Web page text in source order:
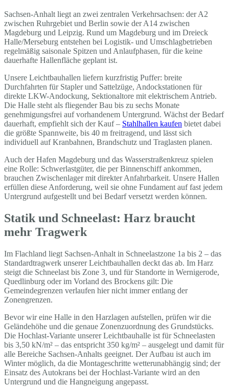
Sachsen-Anhalt liegt an zwei zentralen Verkehrsachsen: der A2
zwischen Ruhrgebiet und Berlin sowie der A14 zwischen
Magdeburg und Leipzig. Rund um Magdeburg und im Dreieck
Halle/Merseburg entstehen bei Logistik- und Umschlagbetrieben
regelmäßig saisonale Spitzen und Anlaufphasen, für die keine
dauerhafte Hallenfläche geplant ist.
Unsere Leichtbauhallen liefern kurzfristig Puffer: breite
Durchfahrten für Stapler und Sattelzüge, Andockstationen für
direkte LKW-Andockung, Sektionaltore mit elektrischem Antrieb.
Die Halle steht als fliegender Bau bis zu sechs Monate
genehmigungsfrei auf vorhandenem Untergrund. Wächst der Bedarf
dauerhaft, empfiehlt sich der Kauf – Stahlhallen kaufen bietet dabei
die größte Spannweite, bis 40 m freitragend, und lässt sich
individuell auf Kranbahnen, Brandschutz und Traglasten planen.
Auch der Hafen Magdeburg und das Wasserstraßenkreuz spielen
eine Rolle: Schwerlastgüter, die per Binnenschiff ankommen,
brauchen Zwischenlager mit direkter Anfahrbarkeit. Unsere Hallen
erfüllen diese Anforderung, weil sie ohne Fundament auf fast jedem
Untergrund aufgestellt und bei Bedarf versetzt werden können.
Statik und Schneelast: Harz braucht
mehr Tragwerk
Im Flachland liegt Sachsen-Anhalt in Schneelastzone 1a bis 2 – das
Standardtragwerk unserer Leichtbauhallen deckt das ab. Im Harz
steigt die Schneelast bis Zone 3, und für Standorte in Wernigerode,
Quedlinburg oder im Vorland des Brockens gilt: Die
Gemeindegrenzen verlaufen hier nicht immer entlang der
Zonengrenzen.
Bevor wir eine Halle in den Harzlagen aufstellen, prüfen wir die
Geländehöhe und die genaue Zonenzuordnung des Grundstücks.
Die Hochlast-Variante unserer Leichtbauhalle ist für Schneelasten
bis 3,50 kN/m² – das entspricht 350 kg/m² – ausgelegt und damit für
alle Bereiche Sachsen-Anhalts geeignet. Der Aufbau ist auch im
Winter möglich, da die Montageschritte wetterunabhängig sind; der
Einsatz des Autokrans bei der Hochlast-Variante wird an den
Untergrund und die Hangneigung angepasst.